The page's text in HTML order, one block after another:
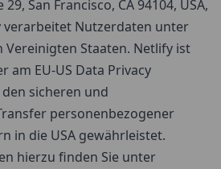
San Francisco, CA 94104, USA,
Nutzerdaten unter
Vereinigten Staaten. Netlify ist
am EU-US Data Privacy
sicheren und
personenbezogener
in die USA gewährleistet.
hierzu finden Sie unter